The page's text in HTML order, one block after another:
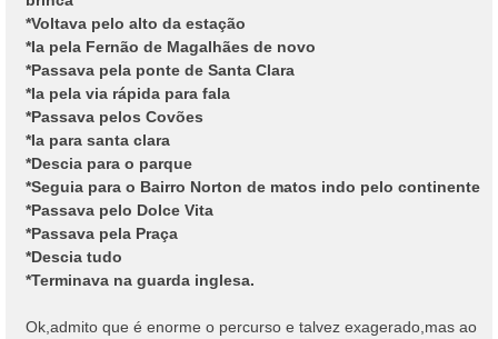
*Voltava pelo alto da estação
*Ia pela Fernão de Magalhães de novo
*Passava pela ponte de Santa Clara
*Ia pela via rápida para fala
*Passava pelos Covões
*Ia para santa clara
*Descia para o parque
*Seguia para o Bairro Norton de matos indo pelo continente
*Passava pelo Dolce Vita
*Passava pela Praça
*Descia tudo
*Terminava na guarda inglesa.
Ok,admito que é enorme o percurso e talvez exagerado,mas ao